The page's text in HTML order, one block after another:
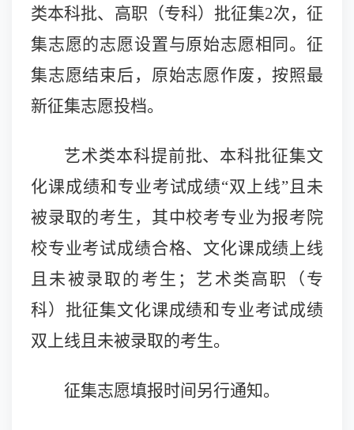
类本科批、高职（专科）批征集2次，征
集志愿的志愿设置与原始志愿相同。征
集志愿结束后，原始志愿作废，按照最
新征集志愿投档。
艺术类本科提前批、本科批征集文
化课成绩和专业考试成绩“双上线”且未
被录取的考生，其中校考专业为报考院
校专业考试成绩合格、文化课成绩上线
且未被录取的考生；艺术类高职（专
科）批征集文化课成绩和专业考试成绩
双上线且未被录取的考生。
征集志愿填报时间另行通知。